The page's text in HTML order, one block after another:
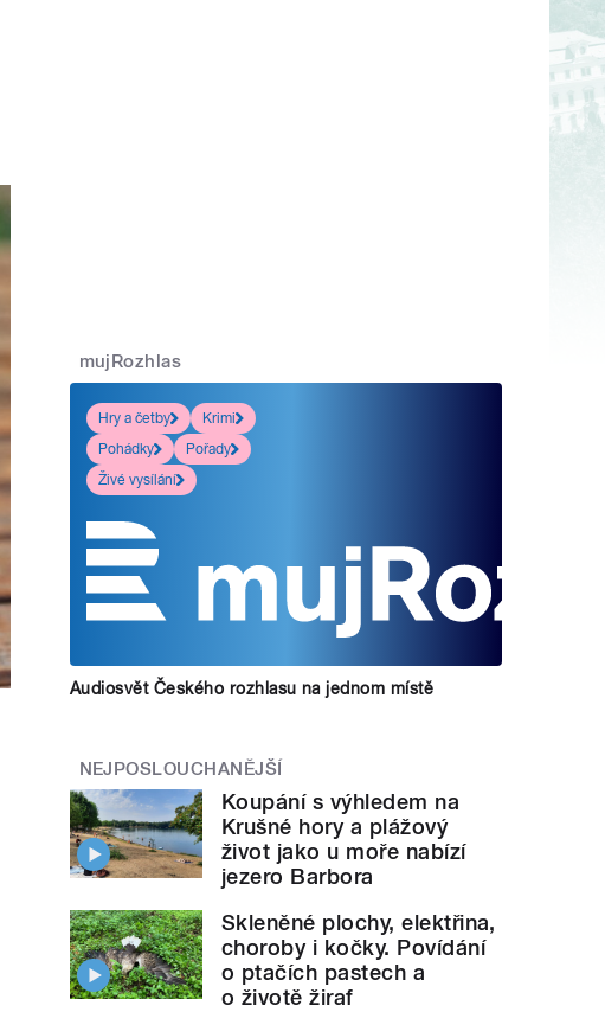
mujRozhlas
Hry a četby
Krimi
Pohádky
Pořady
Živé vysílání
Audiosvět Českého rozhlasu na jednom místě
NEJPOSLOUCHANĚJŠÍ
Koupání s výhledem na
Krušné hory a plážový
život jako u moře nabízí
jezero Barbora
Skleněné plochy, elektřina,
choroby i kočky. Povídání
o ptačích pastech a
o životě žiraf